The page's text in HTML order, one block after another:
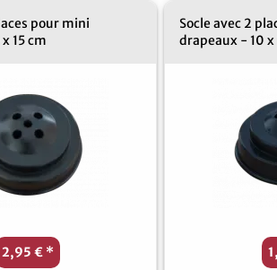
pour mini
15 cm
2,95 € *
Socle avec 2
drapeaux - 10 x